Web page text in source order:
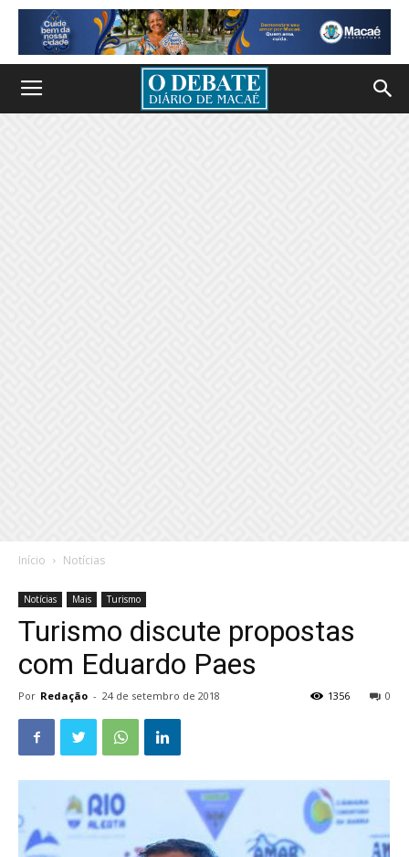
Início Notícias
Notícias Mais Turismo
Turismo discute propostas
com Eduardo Paes
Por Redação - 24 de setembro de 2018 0
1356